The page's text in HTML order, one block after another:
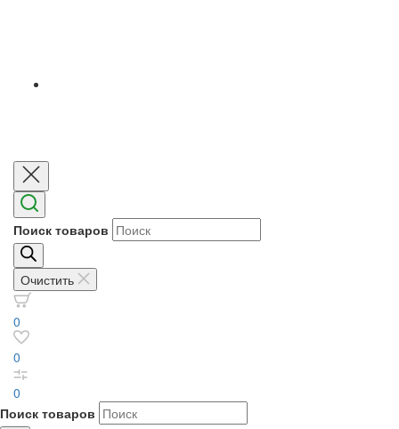
Поиск товаров
Очистить
0
0
0
Поиск товаров